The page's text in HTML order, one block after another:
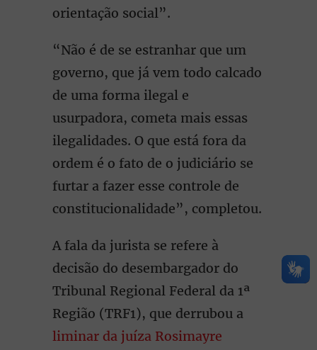
orientação social”.
“Não é de se estranhar que um
governo, que já vem todo calcado
de uma forma ilegal e
usurpadora, cometa mais essas
ilegalidades. O que está fora da
ordem é o fato de o judiciário se
furtar a fazer esse controle de
constitucionalidade”, completou.
A fala da jurista se refere à
decisão do desembargador do
Tribunal Regional Federal da 1ª
Região (TRF1), que derrubou a
liminar da juíza Rosimayre